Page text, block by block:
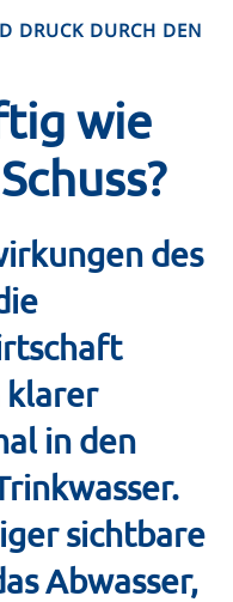
DRUCK DURCH DEN
wie
des
klarer
in den
sichtbare
Abwasser,